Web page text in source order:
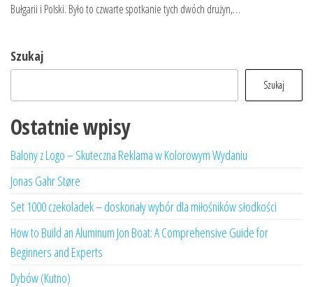
Bułgarii i Polski. Było to czwarte spotkanie tych dwóch drużyn,…
Szukaj
Szukaj
Ostatnie wpisy
Balony z Logo – Skuteczna Reklama w Kolorowym Wydaniu
Jonas Gahr Støre
Set 1000 czekoladek – doskonały wybór dla miłośników słodkości
How to Build an Aluminum Jon Boat: A Comprehensive Guide for
Beginners and Experts
Dybów (Kutno)